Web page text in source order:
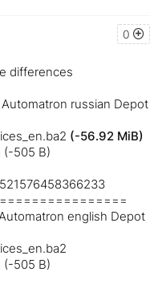
0
differences
russian Depot
(-56.92 MiB)
(-505 B)
english Depot
(-505 B)